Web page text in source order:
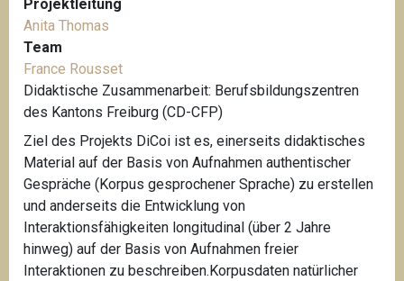
v
i
g
t
i
o
Projektleitung
Anita Thomas
Team
France Rousset
Didaktische Zusammenarbeit: Berufsbildungszentren
des Kantons Freiburg (CD-CFP)
Ziel des Projekts DiCoi ist es, einerseits didaktisches
Material auf der Basis von Aufnahmen authentischer
Gespräche (Korpus gesprochener Sprache) zu erstellen
und anderseits die Entwicklung von
Interaktionsfähigkeiten longitudinal (über 2 Jahre
hinweg) auf der Basis von Aufnahmen freier
Interaktionen zu beschreiben.Korpusdaten natürlicher